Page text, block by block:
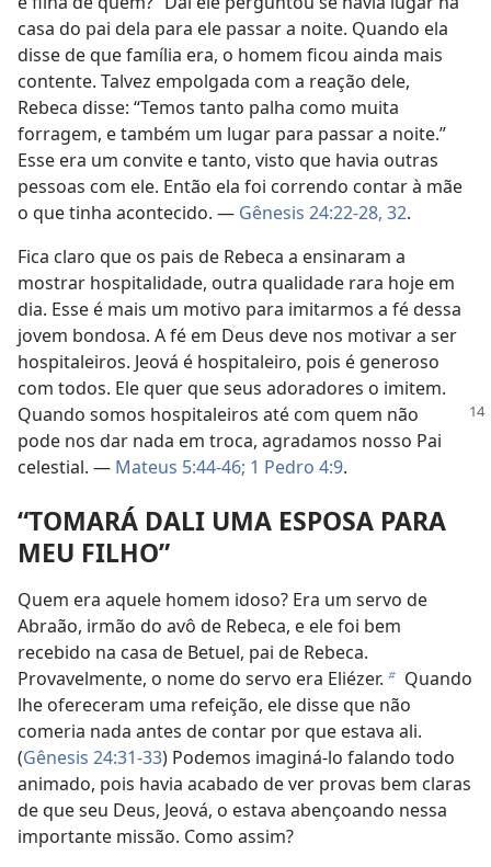
casa do pai dela para ele passar a noite. Quando ela
disse de que família era, o homem ficou ainda mais
contente. Talvez empolgada com a reação dele,
Rebeca disse: “Temos tanto palha como muita
forragem, e também um lugar para passar a noite.”
Esse era um convite e tanto, visto que havia outras
pessoas com ele. Então ela foi correndo contar à mãe
o que tinha acontecido. — Gênesis 24:22-28, 32.
Fica claro que os pais de Rebeca a ensinaram a
mostrar hospitalidade, outra qualidade rara hoje em
dia. Esse é mais um motivo para imitarmos a fé dessa
jovem bondosa. A fé em Deus deve nos motivar a ser
hospitaleiros. Jeová é hospitaleiro, pois é generoso
com todos. Ele quer que seus adoradores o imitem.
Quando somos hospitaleiros até com quem não
pode nos dar nada em troca, agradamos nosso Pai
celestial. — Mateus 5:44-46; 1 Pedro 4:9.
“TOMARÁ DALI UMA ESPOSA PARA
MEU FILHO”
Quem era aquele homem idoso? Era um servo de
Abraão, irmão do avô de Rebeca, e ele foi bem
recebido na casa de Betuel, pai de Rebeca.
Provavelmente, o nome do servo era Eliézer. b Quando
lhe ofereceram uma refeição, ele disse que não
comeria nada antes de contar por que estava ali.
(Gênesis 24:31-33) Podemos imaginá-lo falando todo
animado, pois havia acabado de ver provas bem claras
de que seu Deus, Jeová, o estava abençoando nessa
importante missão. Como assim?